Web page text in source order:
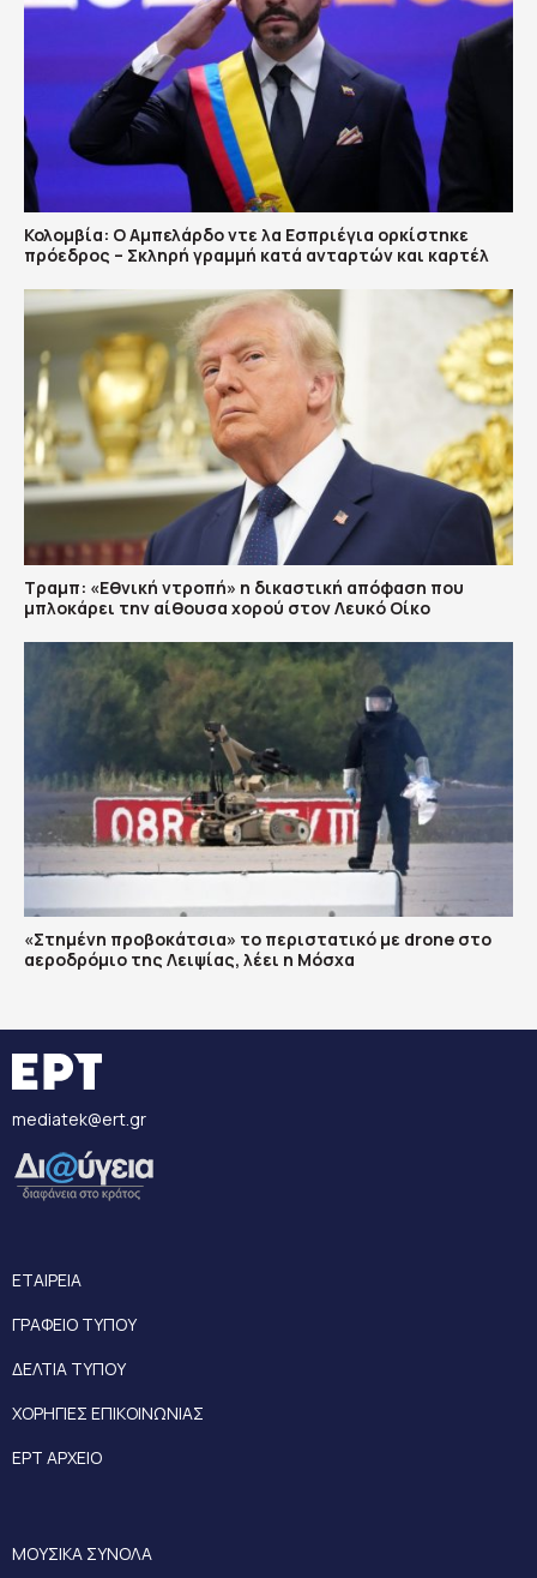
Κολομβία: Ο Αμπελάρδο ντε λα Εσπριέγια ορκίστηκε
πρόεδρος – Σκληρή γραμμή κατά ανταρτών και καρτέλ
Τραμπ: «Εθνική ντροπή» η δικαστική απόφαση που
μπλοκάρει την αίθουσα χορού στον Λευκό Οίκο
«Στημένη προβοκάτσια» το περιστατικό με drone στο
αεροδρόμιο της Λειψίας, λέει η Μόσχα
mediatek@ert.gr
ΕΤΑΙΡΕΙΑ
ΓΡΑΦΕΙΟ ΤΥΠΟΥ
ΔΕΛΤΙΑ ΤΥΠΟΥ
ΧΟΡΗΓΙΕΣ ΕΠΙΚΟΙΝΩΝΙΑΣ
ΕΡΤ ΑΡΧΕΙΟ
ΜΟΥΣΙΚΑ ΣΥΝΟΛΑ